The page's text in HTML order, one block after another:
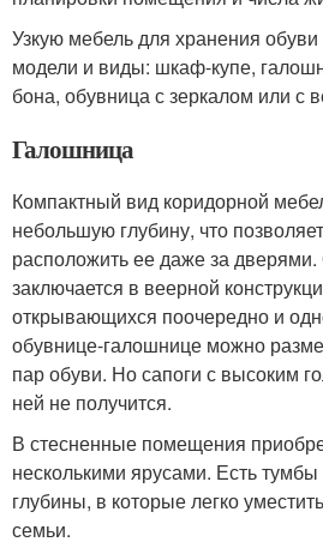
Узкую мебель для хранения
модели и виды: шкаф-купе,
бона, обувница с зеркалом или с
Галошница
Компактный вид коридорной
небольшую глубину, что
расположить ее даже за
заключается в веерной
открывающихся поочередно и
обувнице-галошнице можно
пар обуви. Но сапоги с высоким
ней не получится.
В стесненные помещения
несколькими ярусами. Есть
глубины, в которые легко
семьи.